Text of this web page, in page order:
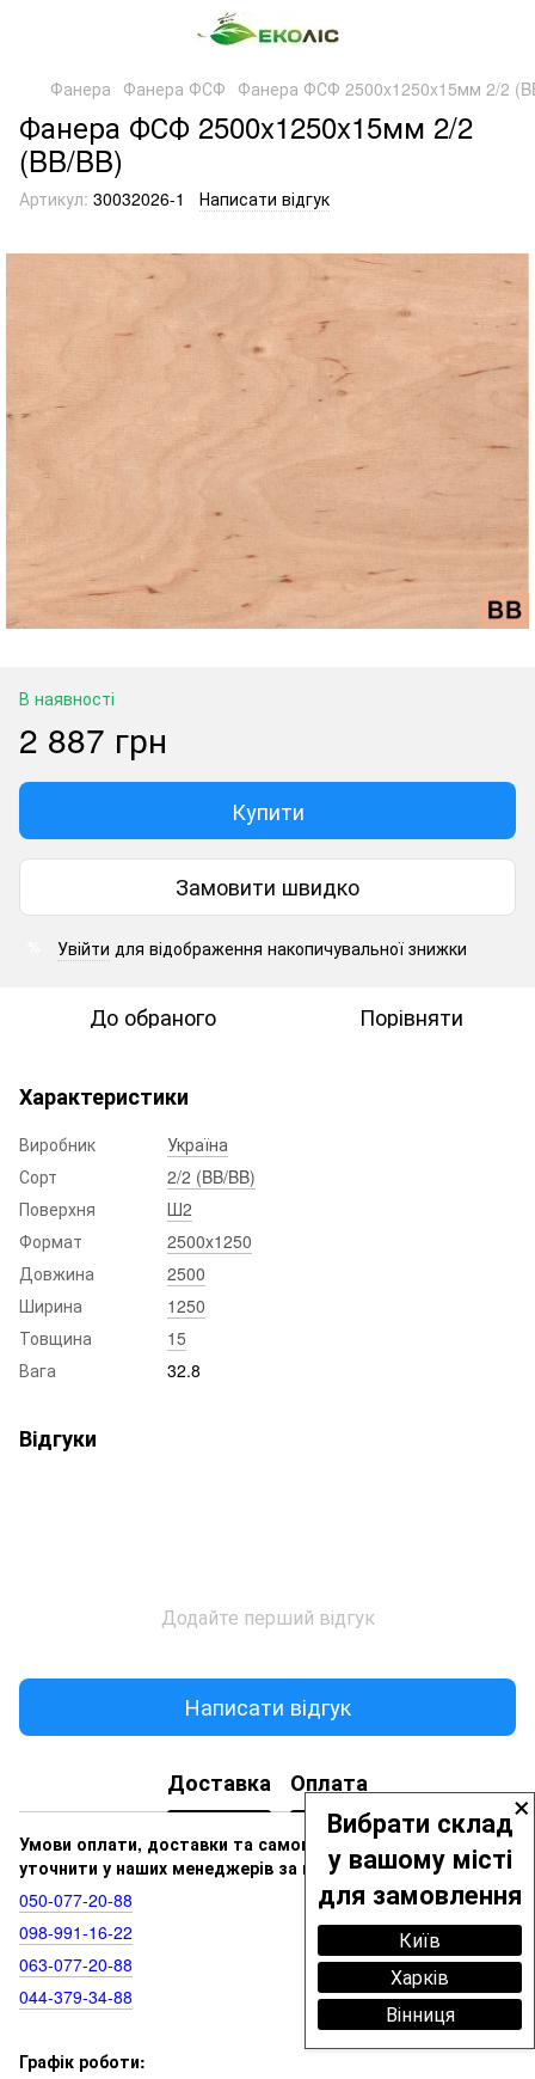
×
Вибрати склад
у вашому місті
для замовлення
Київ
Харків
Вінниця
Фанера Фанера ФСФ Фанера ФСФ 2500x1250x15мм 2/2
Фанера ФСФ 2500x1250x15мм 2/2
(BB/BB)
Артикул: 30032026-1 Написати відгук
В наявності
2 887 грн
Купити
Замовити швидко
Увійти для відображення накопичувальної знижки
До обраного Порівняти
Характеристики
Виробник
Україна
Сорт
2/2 (BB/BB)
Поверхня
Ш2
Формат
2500x1250
Довжина
2500
Ширина
1250
Товщина
15
Вага
32.8
Відгуки
Додайте перший відгук
Написати відгук
Доставка Оплата
Умови оплати, доставки та самовивозу ви можете
уточнити у наших менеджерів за номерами:
050‑077‑20‑88
098‑991‑16‑22
063‑077‑20‑88
044‑379‑34‑88
Графік роботи: